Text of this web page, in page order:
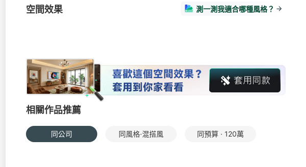
空間效果 測一測我適合哪種風格？
相關作品推薦
同公司 同風格·混搭風 同預算 · 120萬